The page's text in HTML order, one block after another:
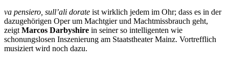
va pensiero, sull’ali dorate ist wirklich jedem im Ohr; dass es in der
dazugehörigen Oper um Machtgier und Machtmissbrauch geht,
zeigt Marcos Darbyshire in seiner so intelligenten wie
schonungslosen Inszenierung am Staatstheater Mainz. Vortrefflich
musiziert wird noch dazu.